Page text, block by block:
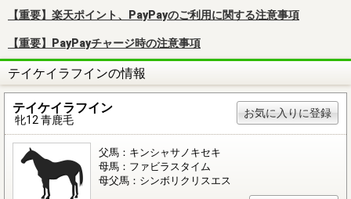
【重要】楽天ポイント、PayPayのご利用に関する注意事項
【重要】PayPayチャージ時の注意事項
テイケイラフインの情報
テイケイラフイン
牝12 青鹿毛
お気に入りに登録
父馬：キンシャサノキセキ
母馬：ファビラスタイム
母父馬：シンボリクリスエス